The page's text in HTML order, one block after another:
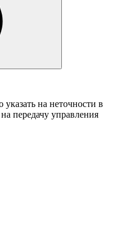
на неточности в
передачу управления